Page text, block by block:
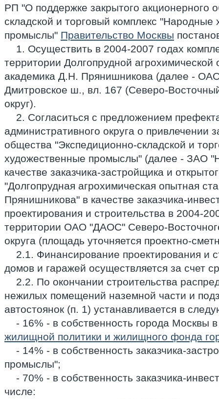
РП "О поддержке закрытого акционерного
складской и торговый комплекс "Народные
промыслы" Правительство Москвы
1. Осуществить в 2004-2007 годах
территории Долгопрудной
академика Д.Н. Прянишникова (далее -
Дмитровское ш., вл. 167 (Северо-
округ).
2. Согласиться с предложением
административного округа о привлечении
общества "Экспедиционно-складской и
художественные промыслы" (далее - ЗАО
качестве заказчика-застройщика и
"Долгопрудная агрохимическая опытная
Прянишникова" в качестве заказчика-
проектирования и строительства в 2004-
территории ОАО "ДАОС" Северо-
округа (площадь уточняется проектно-
2.1. Финансирование проектирования и
домов и гаражей осуществляется за счет
2.2. По окончании строительства
нежилых помещений наземной части и
автостоянок (п. 1) устанавливается в
- 16% - в собственность города Москвы
жилищной политики и жилищного фонда
- 14% - в собственность заказчика-
промыслы";
- 70% - в собственность заказчика-
числе: